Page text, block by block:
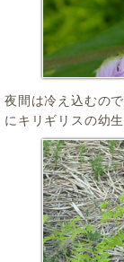
夜間は冷え込むの
にキリギリスの幼